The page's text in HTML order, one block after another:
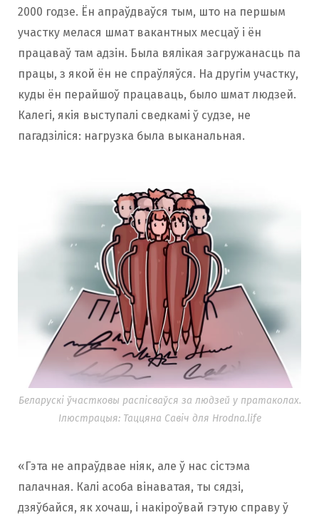
2000 годзе. Ён апраўдваўся тым, што на першым
участку мелася шмат вакантных месцаў і ён
працаваў там адзін. Была вялікая загружанасць па
працы, з якой ён не спраўляўся. На другім участку,
куды ён перайшоў працаваць, было шмат людзей.
Калегі, якія выступалі сведкамі ў судзе, не
пагадзіліся: нагрузка была выканальная.
Беларускі ўчастковы распісваўся за людзей у пратаколах.
Ілюстрацыя: Таццяна Савіч для Hrodna.life
«Гэта не апраўдвае ніяк, але ў нас сістэма
палачная. Калі асоба вінаватая, ты сядзі,
дзяўбайся, як хочаш, і накіроўвай гэтую справу ў